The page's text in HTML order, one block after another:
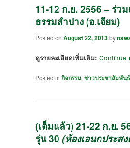
11-12 ก.ย. 2556 – ร่
ธรรมลำปาง (อ.เจียม)
Posted on August 22, 2013by
ดูรายละเอียดเพิ่มเติม: Continue
Posted in กิจกรรม, ข่าวประชาสัมพันธ์
(เต็มแล้ว) 21-22 ก.ย.
รุ่น 30 (ห้องเอนกประส